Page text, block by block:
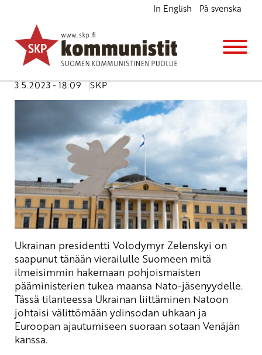
In English På svenska
Ei Ukrainaakaan Natoon
Ajankohtaista
Kannanotot
Avainsanat:diplomatia,militarismi,nato
3.5.2023 - 18:09
SKP
Ukrainan presidentti Volodymyr Zelenskyi on
saapunut tänään vierailulle Suomeen mitä
ilmeisimmin hakemaan pohjoismaisten
pääministerien tukea maansa Nato-jäsenyydelle.
Tässä tilanteessa Ukrainan liittäminen Natoon
johtaisi välittömään ydinsodan uhkaan ja
Euroopan ajautumiseen suoraan sotaan Venäjän
kanssa.